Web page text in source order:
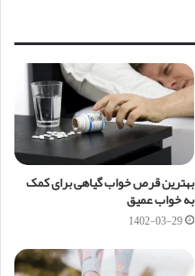
بهترین قرص خواب گیاهی برای کمک
به خواب عمیق
1402-03-29